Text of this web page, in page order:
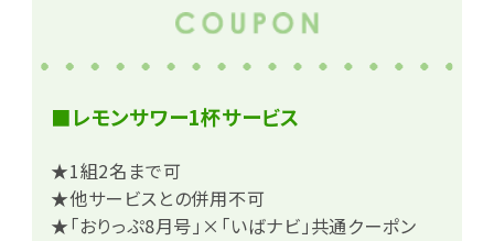
■レモンサワー1杯サービス
★1組2名まで可
★他サービスとの併用不可
★「おりっぷ8月号」×「いばナビ」共通クーポン